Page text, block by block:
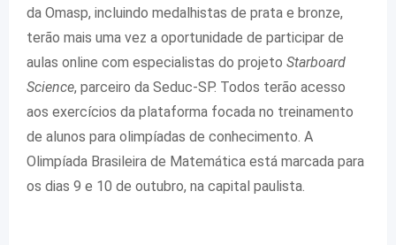
da Omasp, incluindo medalhistas de prata e bronze,
terão mais uma vez a oportunidade de participar de
aulas online com especialistas do projeto Starboard
Science, parceiro da Seduc-SP. Todos terão acesso
aos exercícios da plataforma focada no treinamento
de alunos para olimpíadas de conhecimento. A
Olimpíada Brasileira de Matemática está marcada para
os dias 9 e 10 de outubro, na capital paulista.